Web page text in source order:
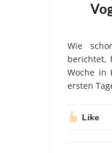
Wie
berichtet,
Woche in
ersten
Like